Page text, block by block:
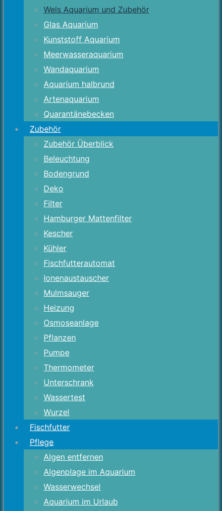
Wels Aquarium und Zubehör
Glas Aquarium
Kunststoff Aquarium
Meerwasseraquarium
Wandaquarium
Aquarium halbrund
Artenaquarium
Quarantänebecken
Zubehör
Zubehör Überblick
Beleuchtung
Bodengrund
Deko
Filter
Hamburger Mattenfilter
Kescher
Kühler
Fischfutterautomat
Ionenaustauscher
Mulmsauger
Heizung
Osmoseanlage
Pflanzen
Pumpe
Thermometer
Unterschrank
Wassertest
Wurzel
Fischfutter
Pflege
Algen entfernen
Algenplage im Aquarium
Wasserwechsel
Aquarium im Urlaub